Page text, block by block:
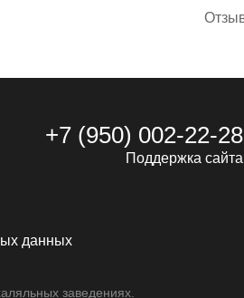
+7 (950) 002-22-28
Поддержка сайта
данных
заведениях.